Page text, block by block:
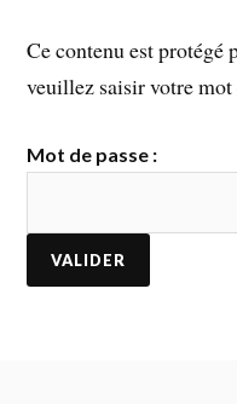
Ce contenu est protégé
veuillez saisir votre mot
Mot de passe :